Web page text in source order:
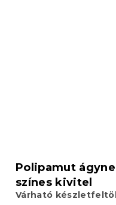
Polipamut
színes kivitel
Várható